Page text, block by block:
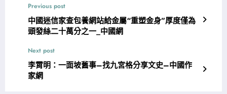
Previous post
中國迷信家查包養網站給金屬“重塑金身”厚度僅為
頭發絲二十萬分之一_中國網
Next post
李霄明：一面坡舊事–找九宮格分享文史–中國作
家網